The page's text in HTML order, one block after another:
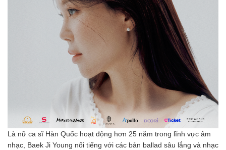
Là nữ ca sĩ Hàn Quốc hoạt động hơn 25 năm trong lĩnh vực âm
nhạc, Baek Ji Young nổi tiếng với các bản ballad sâu lắng và nhạc